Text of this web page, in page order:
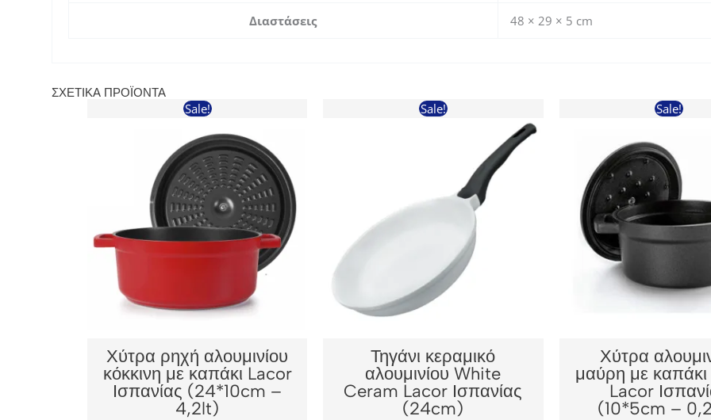
Διαστάσεις 48 × 29 × 5 cm
ΣΧΕΤΙΚΆ ΠΡΟΪΌΝΤΑ
Sale!
Χύτρα ρηχή αλουμινίου
κόκκινη με καπάκι Lacor
Ισπανίας (24*10cm –
4,2lt)
Sale!
Τηγάνι κεραμικό
αλουμινίου White
Ceram Lacor Ισπανίας
(24cm)
Sale!
Χύτρα
μαύρη με καπάκι
Lacor
(10*5cm –